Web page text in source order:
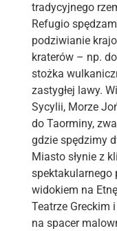
tradycyjnego
Refugio
podziwianie
kraterów – np. do
stożka
zastygłej lawy.
Sycylii, Morze
do Taorminy,
gdzie spędzimy
Miasto słynie z
spektakularnego
widokiem na
Teatrze Greckim
na spacer